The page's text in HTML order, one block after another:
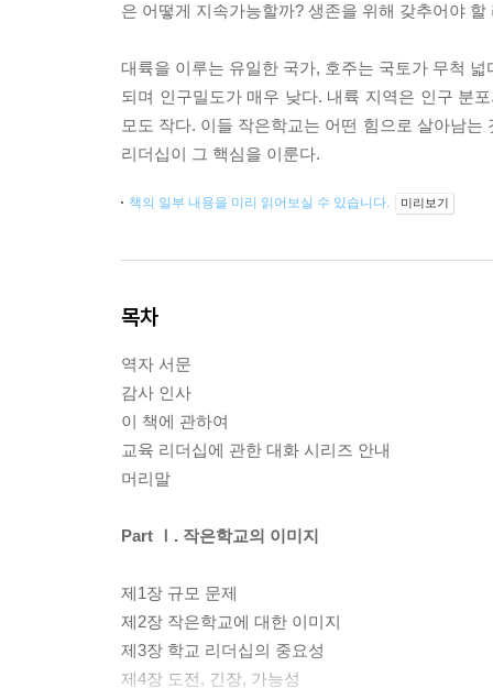
은 어떻게 지속가능할까? 생존을 위해 갖추어야
대륙을 이루는 유일한 국가, 호주는 국토가 무척
되며 인구밀도가 매우 낮다. 내륙 지역은 인구 분
모도 작다. 이들 작은학교는 어떤 힘으로 살아남는
리더십이 그 핵심을 이룬다.
책의 일부 내용을 미리 읽어보실 수 있습니다. 미리보기
목차
역자 서문
감사 인사
이 책에 관하여
교육 리더십에 관한 대화 시리즈 안내
머리말
Part Ⅰ. 작은학교의 이미지
제1장 규모 문제
제2장 작은학교에 대한 이미지
제3장 학교 리더십의 중요성
제4장 도전, 긴장, 가능성